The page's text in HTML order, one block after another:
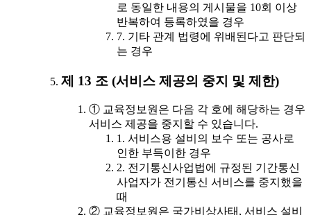
로 동일한 내용의 게시물을 10회 이상
반복하여 등록하였을 경우
7. 기타 관계 법령에 위배된다고 판단되
는 경우
제 13 조 (서비스 제공의 중지 및 제한)
① 교육정보원은 다음 각 호에 해당하는 경우
서비스 제공을 중지할 수 있습니다.
1. 서비스용 설비의 보수 또는 공사로
인한 부득이한 경우
2. 전기통신사업법에 규정된 기간통신
사업자가 전기통신 서비스를 중지했을
때
② 교육정보원은 국가비상사태, 서비스 설비